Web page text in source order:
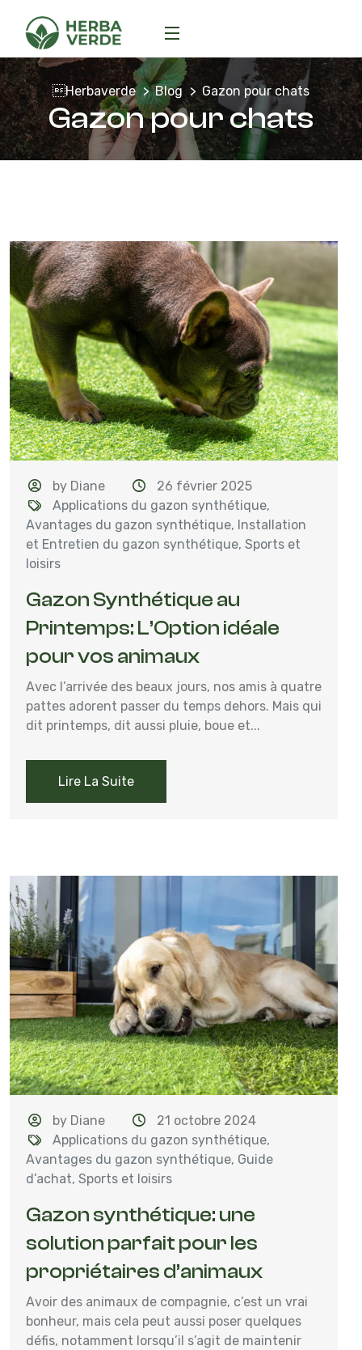
Herbaverde Blog Gazon pour chats
Gazon pour chats
by Diane
26 février 2025
Applications du gazon synthétique,
Avantages du gazon synthétique, Installation
et Entretien du gazon synthétique, Sports et
loisirs
Gazon Synthétique au
Printemps: L’Option idéale
pour vos animaux
Avec l’arrivée des beaux jours, nos amis à quatre
pattes adorent passer du temps dehors. Mais qui
dit printemps, dit aussi pluie, boue et...
Lire La Suite
by Diane
21 octobre 2024
Applications du gazon synthétique,
Avantages du gazon synthétique, Guide
d’achat, Sports et loisirs
Gazon synthétique: une
solution parfait pour les
propriétaires d’animaux
Avoir des animaux de compagnie, c’est un vrai
bonheur, mais cela peut aussi poser quelques
défis, notamment lorsqu’il s’agit de maintenir